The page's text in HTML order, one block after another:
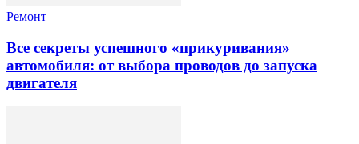
Ремонт
Все секреты успешного «прикуривания»
автомобиля: от выбора проводов до запуска
двигателя